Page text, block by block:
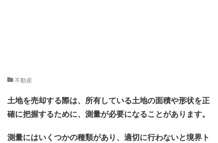
不動産
土地を売却する際は、所有している土地の面積や形状を正
確に把握するために、測量が必要になることがあります。
測量にはいくつかの種類があり、適切に行わないと境界ト